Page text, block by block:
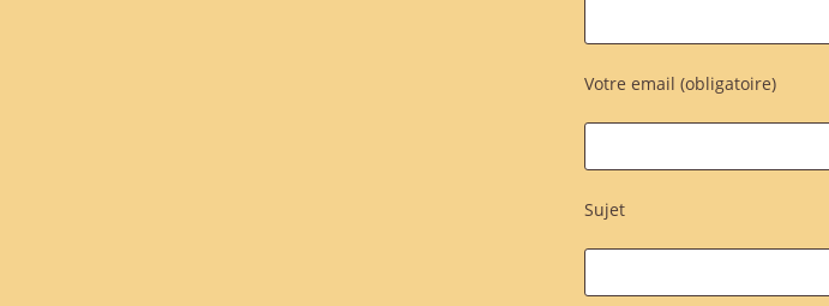
Votre email (obligatoire)
Sujet